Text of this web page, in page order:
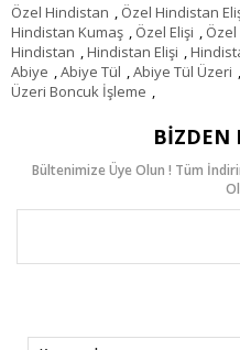
Özel Hindistan , Özel Hindistan
Hindistan Kumaş , Özel Elişi , Özel
Hindistan ,Hindistan Elişi ,
Abiye ,Abiye Tül ,Abiye Tül Üzeri ,
Üzeri Boncuk İşleme ,
BIZDEN
Bültenimize Üye Olun ! Tüm